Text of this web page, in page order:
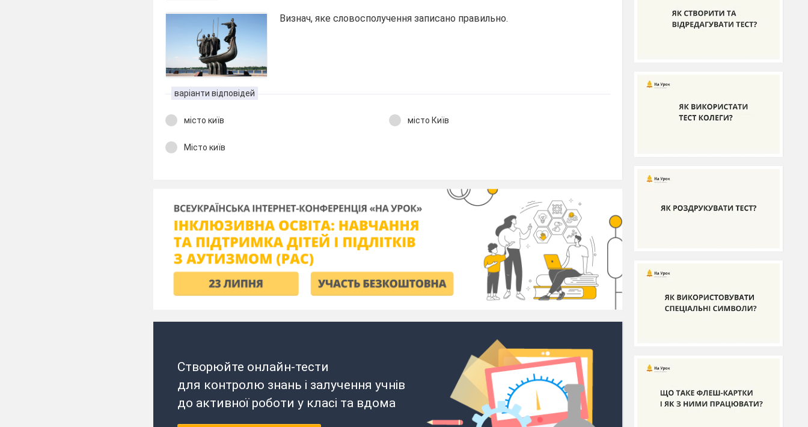
Визнач, яке словосполучення записано правильно.
варіанти відповідей
місто київ місто Київ
Місто київ
Створюйте онлайн-тести
для контролю знань і залучення учнів
до активної роботи у класі та вдома